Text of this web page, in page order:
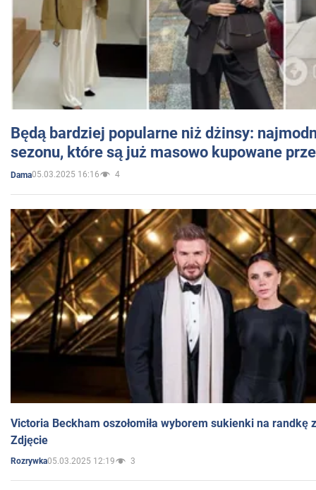
Będą bardziej popularne niż dżinsy:
sezonu, które są już masowo kupowane
Dama05.03.2025 16:16 4
Victoria Beckham oszołomiła wyborem sukienki na randkę
Zdjęcie
Rozrywka05.03.2025 12:19 3